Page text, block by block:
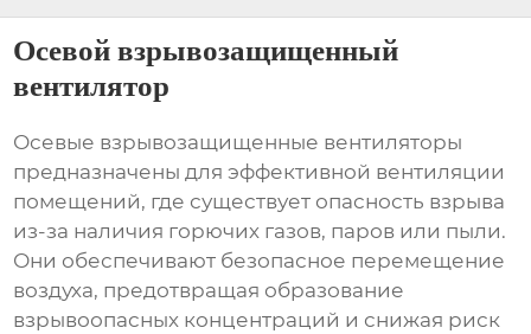
Осевой взрывозащищенный
вентилятор
Осевые взрывозащищенные вентиляторы
предназначены для эффективной вентиляции
помещений, где существует опасность взрыва
из-за наличия горючих газов, паров или пыли.
Они обеспечивают безопасное перемещение
воздуха, предотвращая образование
взрывоопасных концентраций и снижая риск